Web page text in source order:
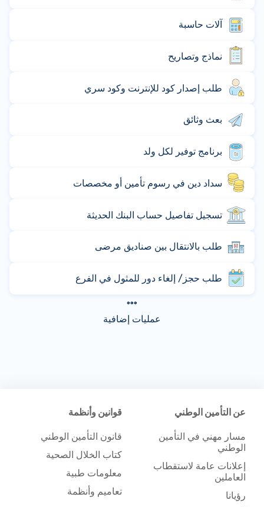
آلات حاسبة
نماذج وتصاريح
طلب إصدار كود للإنترنت وكود سري
بعث وثائق
برنامج توفير لكل ولد
سداد دين في رسوم تأمين أو مخصصات
تسجيل تفاصيل حساب البنك الحديثة
طلب بالانتقال بين صناديق مرضى
طلب حجز/ إلغاء دور للمثول في الفرع
عمليات إضافية
عن التأمين الوطني
مسار مهني في التأمين
الوطني
إعلانات عامة لاستقطاب
العاملين
رؤيانا
قوانين وأنظمة
قانون التأمين الوطني
كتاب الخلال الصحية
معلومات طبية
تعاميم وأنظمة